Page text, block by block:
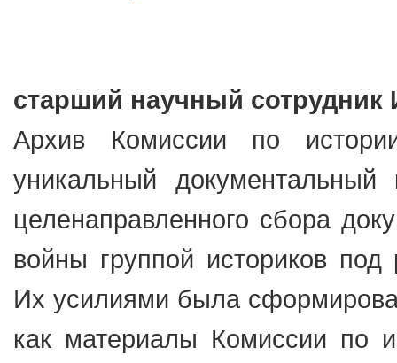
старший научный сотрудник
Архив Комиссии по
уникальный документальный
целенаправленного сбора
войны группой историков
Их усилиями была
как материалы Комиссии по